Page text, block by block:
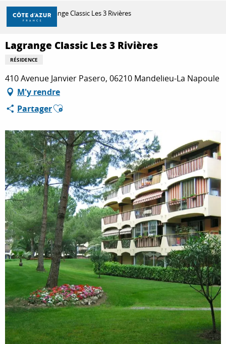
Aller
contenu
principal
DÉCOUVRIR
À FAIRE
SÉJOURNER
Accueil Lagrange Classic Les 3 Rivières
Lagrange Classic Les 3 Rivières
RÉSIDENCE
410 Avenue Janvier Pasero, 06210 Mandelieu-La Napoule
M'y rendre
PartagerAjouter aux favoris